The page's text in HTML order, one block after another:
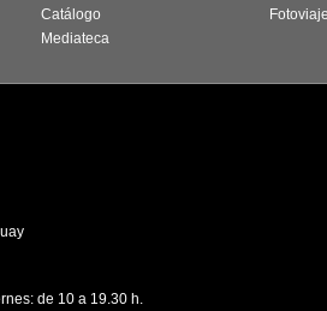
Catálogo
Mediateca
de 10 a 19.30 h.